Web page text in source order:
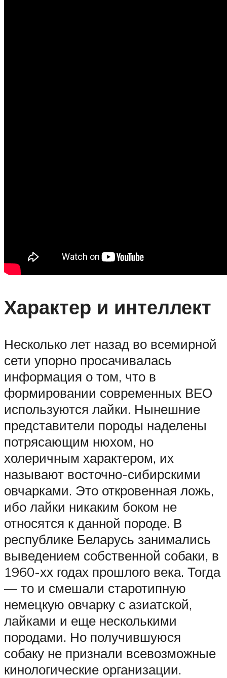
Характер и интеллект
Несколько лет назад во всемирной
сети упорно просачивалась
информация о том, что в
формировании современных ВЕО
используются лайки. Нынешние
представители породы наделены
потрясающим нюхом, но
холеричным характером, их
называют восточно-сибирскими
овчарками. Это откровенная ложь,
ибо лайки никаким боком не
относятся к данной породе. В
республике Беларусь занимались
выведением собственной собаки, в
1960-хх годах прошлого века. Тогда
— то и смешали старотипную
немецкую овчарку с азиатской,
лайками и еще несколькими
породами. Но получившуюся
собаку не признали всевозможные
кинологические организации.